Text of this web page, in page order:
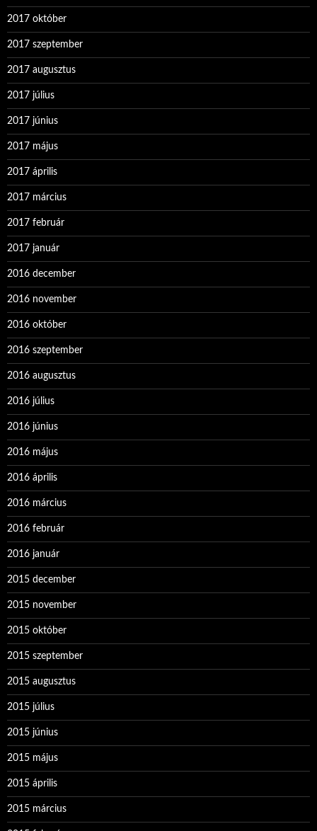
2017 október
2017 szeptember
2017 augusztus
2017 július
2017 június
2017 május
2017 április
2017 március
2017 február
2017 január
2016 december
2016 november
2016 október
2016 szeptember
2016 augusztus
2016 július
2016 június
2016 május
2016 április
2016 március
2016 február
2016 január
2015 december
2015 november
2015 október
2015 szeptember
2015 augusztus
2015 július
2015 június
2015 május
2015 április
2015 március